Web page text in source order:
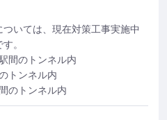
いては、現在対策工事実施中
。
間のトンネル内
トンネル内
のトンネル内